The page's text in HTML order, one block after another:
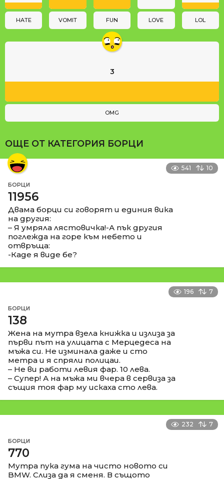
o
HATE VOMIT FUN LOVE LOL
3
OMG
ОЩЕ ОТ КАТЕГОРИЯ БОРЦИ
541 10
БОРЦИ
11956
Двама борци си говорят и единия вика
на другия:
– Я умряла лястовичка!-А пък другия
поглежда на горе към небето и
отвръща:
-Каде я виде бе?
196 7
БОРЦИ
138
Жена на мутра взела книжка и излиза за
първи път на улицата с Мерцедеса на
мъжа си. Не изминала даже и сто
метра и я спряли полицаи.
– Не ви работи левия фар. 10 лева.
– Супер! А на мъжа ми вчера в сервиза за
същия тоя фар му искаха сто лева.
232 7
БОРЦИ
770
Мутра пука гума на чисто новото си
BMW. Слиза да я сменя. В същото